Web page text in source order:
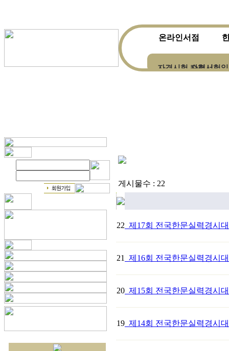
온라인서점
자격시험 수험서
자격시험
게시물수 : 22
22 제17회 전국한문실력경시
21 제16회 전국한문실력경시
20 제15회 전국한문실력경시
19 제14회 전국한문실력경시